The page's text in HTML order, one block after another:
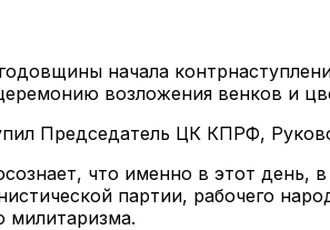
начала
возложения венков и
Председатель ЦК КПРФ,
что именно в этот день,
партии, рабочего
милитаризма.